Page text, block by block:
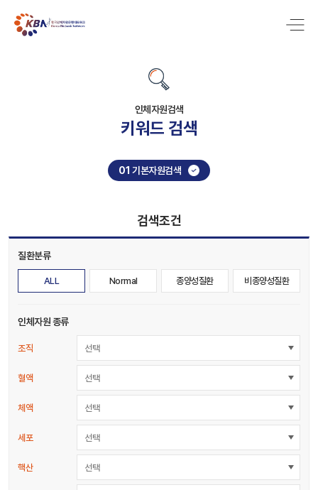
인체자원검색
키워드 검색
01 기본자원검색
검색조건
질환분류
ALL Normal 종양성질환 비종양성질환
인체자원 종류
조직 선택
혈액 선택
체액 선택
세포 선택
핵산 선택